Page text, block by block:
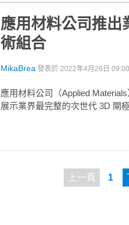
應用材料公司推出
術組合
MikaBrea 發表於 2022年4月26日 09:00
應用材料公司（Applied
展示業界最完整的次世代 3D 閘
上一頁 1